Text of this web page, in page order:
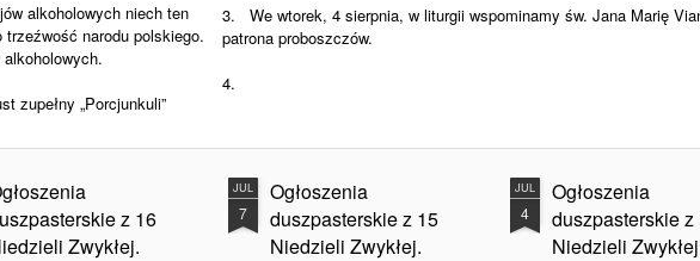
alkoholowych niech ten
narodu polskiego.
zupełny „Porcjunkuli”
3. We wtorek, 4 sierpnia, w liturgii wspominamy św. Jana Marię
patrona proboszczów.
4.
z 16
Zwykłej.
JUL
7
Ogłoszenia
duszpasterskie z 15
Niedzieli Zwykłej.
JUL
4
Ogłoszenia
duszpasterskie z
Niedzieli